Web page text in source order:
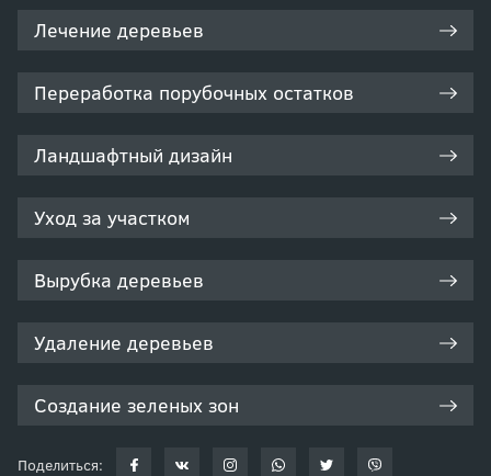
Лечение деревьев
Переработка порубочных остатков
Ландшафтный дизайн
Уход за участком
Вырубка деревьев
Удаление деревьев
Создание зеленых зон
Поделиться: